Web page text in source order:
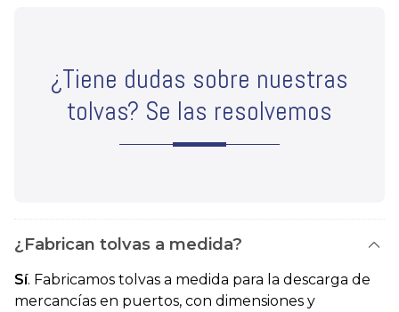
¿Tiene dudas sobre nuestras
tolvas? Se las resolvemos
¿Fabrican tolvas a medida?
Sí. Fabricamos tolvas a medida para la descarga de
mercancías en puertos, con dimensiones y